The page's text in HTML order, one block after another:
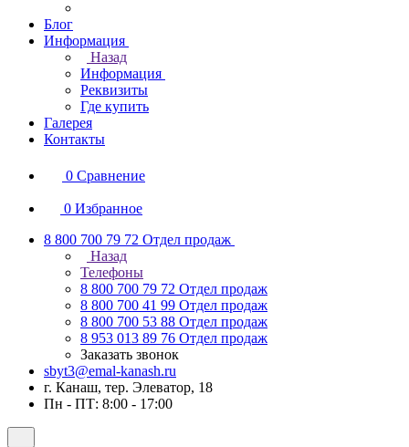
Блог
Информация
Назад
Информация
Реквизиты
Где купить
Галерея
Контакты
0 Сравнение
0 Избранное
8 800 700 79 72 Отдел продаж
Назад
Телефоны
8 800 700 79 72 Отдел продаж
8 800 700 41 99 Отдел продаж
8 800 700 53 88 Отдел продаж
8 953 013 89 76 Отдел продаж
Заказать звонок
sbyt3@emal-kanash.ru
г. Канаш, тер. Элеватор, 18
Пн - ПТ: 8:00 - 17:00